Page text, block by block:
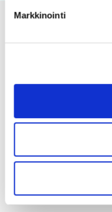
Markkinointi